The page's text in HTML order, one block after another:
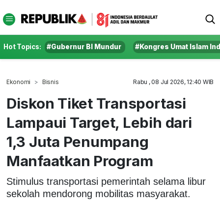
Hot Topics: #Gubernur BI Mundur #Kongres Umat Islam
Ekonomi Bisnis Rabu , 08 Jul 2026, 12:40 WIB
Diskon Tiket Transportasi
Lampaui Target, Lebih dari
1,3 Juta Penumpang
Manfaatkan Program
Stimulus transportasi pemerintah selama libur
sekolah mendorong mobilitas masyarakat.